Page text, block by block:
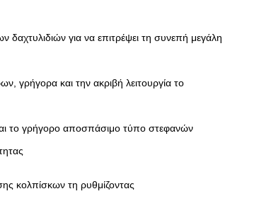
για να επιτρέψει τη συνεπή μεγάλη
γρήγορα και την ακριβή λειτουργία το
το γρήγορο αποσπάσιμο τύπο στεφανών
κολπίσκων τη ρυθμίζοντας